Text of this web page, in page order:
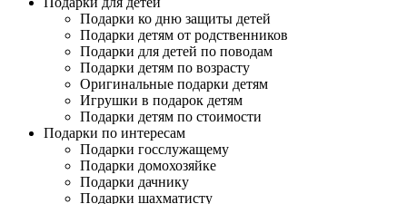
Подарки ко дню защиты детей
Подарки детям от родственников
Подарки для детей по поводам
Подарки детям по возрасту
Оригинальные подарки детям
Игрушки в подарок детям
Подарки детям по стоимости
Подарки по интересам
Подарки госслужащему
Подарки домохозяйке
Подарки дачнику
Подарки шахматисту